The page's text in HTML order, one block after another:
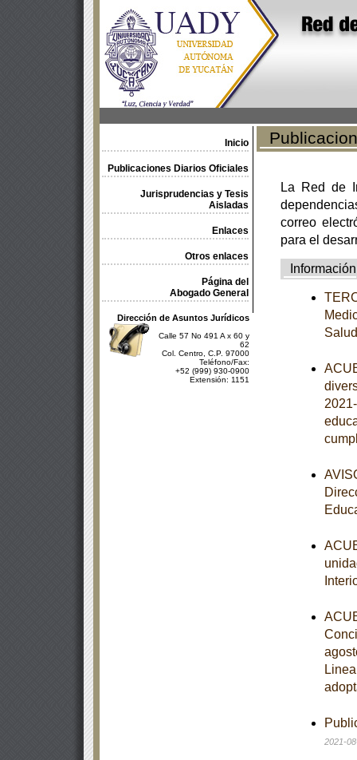
Inicio
Publicaciones Diarios Oficiales
Jurisprudencias y Tesis
Aisladas
Enlaces
Otros enlaces
Página del
Abogado General
Dirección de Asuntos Jurídicos
Calle 57 No 491 A x 60 y
62
Col. Centro, C.P. 97000
Teléfono/Fax:
+52 (999) 930-0900
Extensión: 1151
La Red de
correo
para el
Información
2021-